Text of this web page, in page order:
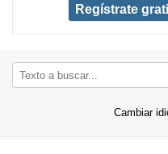
Regístrate
Cambiar